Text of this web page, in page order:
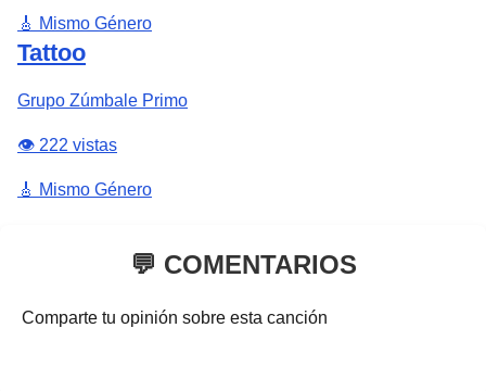
🎸 Mismo Género
Tattoo
Grupo Zúmbale Primo
👁️ 222 vistas
🎸 Mismo Género
💬 COMENTARIOS
Comparte tu opinión sobre esta canción